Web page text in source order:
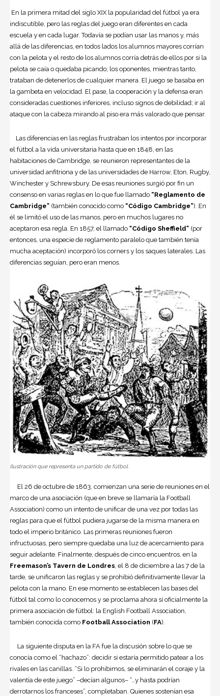
En la primera mitad del siglo XIX la popularidad del fútbol ya era
indiscutible, pero las reglas del juego eran diferentes en cada
escuela y en cada lugar. Todavía se podían usar las manos y, más
allá de las diferencias, en todos lados los alumnos mayores corrían
con la pelota y el resto de los alumnos corría detrás de ellos por si la
pelota se caía o quedaba picando; los oponentes, mientras tanto,
trataban de detenerlos de cualquier manera. El juego se basaba en
la gambeta en velocidad. El pase, la cooperación y la defensa eran
consideradas cuestiones inferiores, incluso signos de debilidad; ir al
ataque con la cabeza mirando al piso era más valorado que pensar.
Las diferencias en las reglas frustraban los intentos por incorporar
el fútbol a la vida universitaria hasta que en 1848, en las
habitaciones de Cambridge, se reunieron representantes de la
universidad anfitriona y de las universidades de Harrow, Eton, Rugby,
Winchester y Schrewsbury. De esas reuniones surgió por fin un
consenso en varias reglas en lo que fue llamado “Reglamento de
Cambridge” (también conocido como “Código Cambridge”). En
él se limitó el uso de las manos, pero en muchos lugares no
aceptaron esa regla. En 1857, el llamado “Código Sheffield” (por
entonces, una especie de reglamento paralelo que también tenía
mucha aceptación) incorporó los corners y los saques laterales. Las
diferencias seguían, pero eran menos.
Ilustración que representa un partido de fútbol.
El 26 de octubre de 1863, comienzan una serie de reuniones en el
marco de una asociación (que en breve se llamaría la Football
Association) como un intento de unificar de una vez por todas las
reglas para que el fútbol pudiera jugarse de la misma manera en
todo el imperio británico. Las primeras reuniones fueron
infructuosas, pero siempre quedaba una luz de acercamiento para
seguir adelante. Finalmente, después de cinco encuentros, en la
Freemason’s Tavern de Londres, el 8 de diciembre a las 7 de la
tarde, se unificaron las reglas y se prohibió definitivamente llevar la
pelota con la mano. En ese momento se establecen las bases del
fútbol tal como lo conocemos y se proclama ahora sí oficialmente la
primera asociación de fútbol: la English Football Association,
también conocida como Football Association (FA).
La siguiente disputa en la FA fue la discusión sobre lo que se
conocía como el “hachazo”: decidir si estaría permitido patear a los
rivales en las canillas. “Si lo prohibimos, se eliminarán el coraje y la
valentía de este juego” –decían algunos– “…y hasta podrían
derrotarnos los franceses”, completaban. Quienes sostenían esa